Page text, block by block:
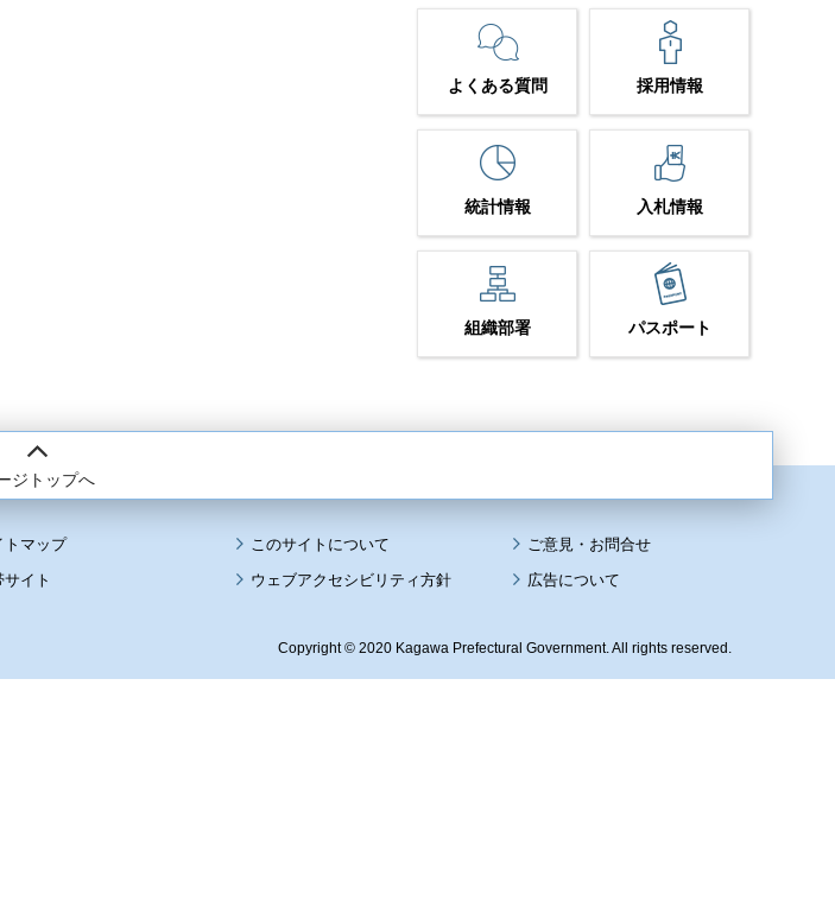
よくある質問 採用情報
統計情報 入札情報
組織部署 パスポート
ジトップへ
トマップ
このサイトについて
サイト
ウェブアクセシビリティ方針 広告について
Copyright © 2020 Kagawa Prefectural Government. All rights reserved.